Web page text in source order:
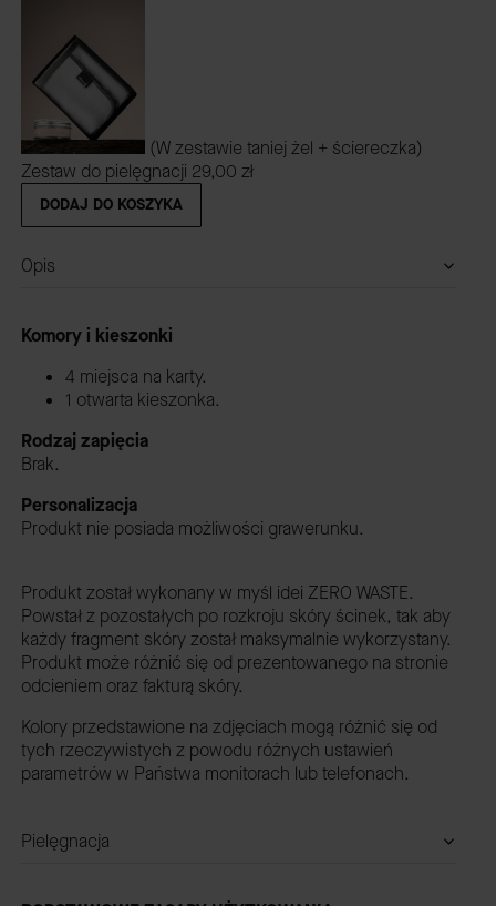
(W zestawie taniej żel + ściereczka)
Zestaw do pielęgnacji 29,00 zł
DODAJ DO KOSZYKA
Opis
Komory i kieszonki
4 miejsca na karty.
1 otwarta kieszonka.
Rodzaj zapięcia
Brak.
Personalizacja
Produkt nie posiada możliwości grawerunku.
Produkt został wykonany w myśl idei ZERO WASTE.
Powstał z pozostałych po rozkroju skóry ścinek, tak aby
każdy fragment skóry został maksymalnie wykorzystany.
Produkt może różnić się od prezentowanego na stronie
odcieniem oraz fakturą skóry.
Kolory przedstawione na zdjęciach mogą różnić się od
tych rzeczywistych z powodu różnych ustawień
parametrów w Państwa monitorach lub telefonach.
Pielęgnacja